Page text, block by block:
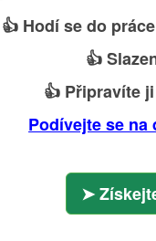
👍 Hodí se do
👍
👍 Připravíte
Podívejte se